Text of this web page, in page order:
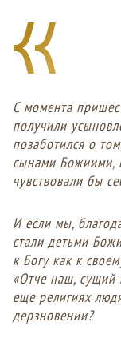
С момента
получили
позаботился о
сынами Божиими,
чувствовали бы
И если мы,
стали детьми
к Богу как к
«Отче наш, сущий
еще религиях
дерзновении?